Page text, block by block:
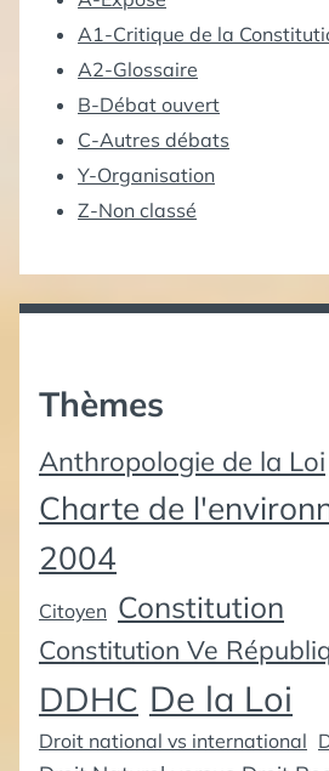
A1-Critique de la
A2-Glossaire
B-Débat ouvert
C-Autres débats
Y-Organisation
Z-Non classé
Thèmes
Anthropologie de la Loi
Charte de
2004
Citoyen Constitution
Constitution Ve
DDHC De la Loi
Droit national vs international